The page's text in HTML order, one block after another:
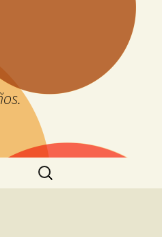
Buscar: